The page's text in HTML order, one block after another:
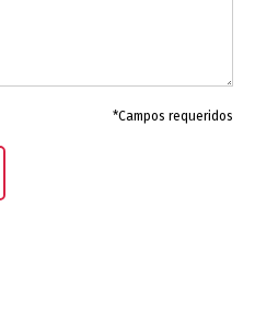
*Campos requeridos